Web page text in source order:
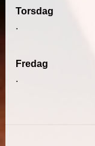
Torsdag
.
Fredag
.